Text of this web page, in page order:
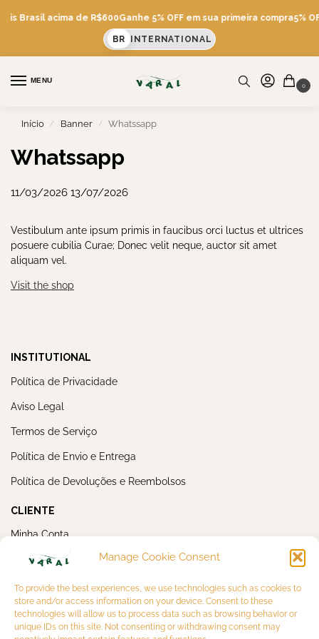
Manage Cookie Consent
To provide the best experiences, we use technologies such as cookies to
store and/or access information on your device. Consent to these
technologies will allow us to process data such as browsing behavior or
unique IDs on this site. Not consenting or withdrawing consent may
Brasil acima de R$600Ganhe 5% OFF em sua primeira compra5%
BR INTERNATIONAL
MENU
0
Início / Banner / Whatssapp
Whatssapp
11/03/2026 13/07/2026
Vestibulum ante ipsum primis in faucibus orci luctus et ultrices
posuere cubilia Curae; Donec velit neque, auctor sit amet
aliquam vel.
Visit the shop
INSTITUTIONAL
Política de Privacidade
Aviso Legal
Termos de Serviço
Política de Envio e Entrega
Política de Devoluções e Reembolsos
CLIENTE
Minha Conta
Meus Pedidos
NEWSLETTER